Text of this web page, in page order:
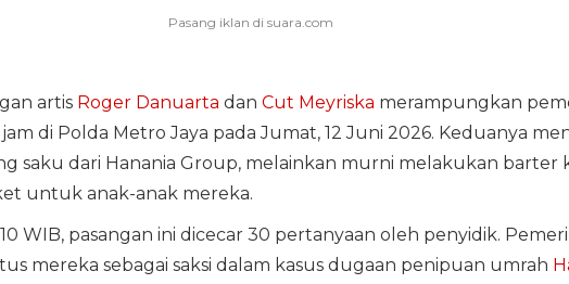
artis Roger Danuarta dan Cut Meyriska merampungkan
di Polda Metro Jaya pada Jumat, 12 Juni 2026. Keduanya
saku dari Hanania Group, melainkan murni melakukan barter
untuk anak-anak mereka.
WIB, pasangan ini dicecar 30 pertanyaan oleh penyidik.
mereka sebagai saksi dalam kasus dugaan penipuan umrah